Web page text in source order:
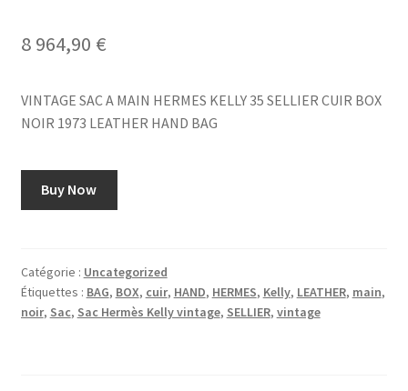
8 964,90 €
VINTAGE SAC A MAIN HERMES KELLY 35 SELLIER CUIR BOX
NOIR 1973 LEATHER HAND BAG
Buy Now
Catégorie : Uncategorized
Étiquettes : BAG, BOX, cuir, HAND, HERMES, Kelly, LEATHER, main,
noir, Sac, Sac Hermès Kelly vintage, SELLIER, vintage